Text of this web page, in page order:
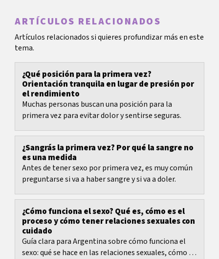
ARTÍCULOS RELACIONADOS
Artículos relacionados si quieres profundizar más en este
tema.
¿Qué posición para la primera vez?
Orientación tranquila en lugar de presión por
el rendimiento
Muchas personas buscan una posición para la
primera vez para evitar dolor y sentirse seguras.
¿Sangrás la primera vez? Por qué la sangre no
es una medida
Antes de tener sexo por primera vez, es muy común
preguntarse si va a haber sangre y si va a doler.
¿Cómo funciona el sexo? Qué es, cómo es el
proceso y cómo tener relaciones sexuales con
cuidado
Guía clara para Argentina sobre cómo funciona el
sexo: qué se hace en las relaciones sexuales, cómo es